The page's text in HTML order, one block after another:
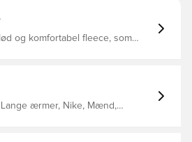
og komfortabel fleece, som
fit Fremstillet i 80%
Lange ærmer, Nike, Mænd,